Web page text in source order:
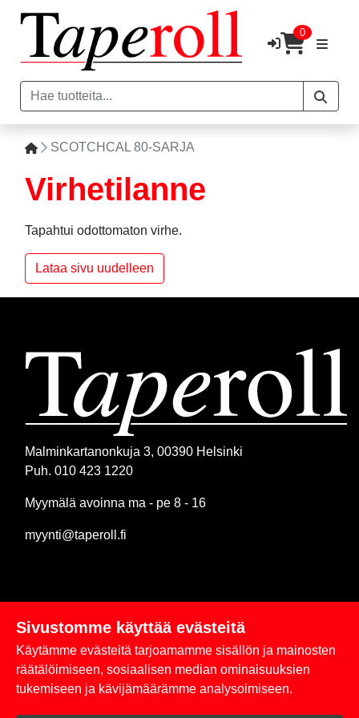
0
SCOTCHCAL 80-SARJA
Virhetilanne
Tapahtui odottomaton virhe.
Lataa sivu uudelleen
Malminkartanonkuja 3, 00390 Helsinki
Puh. 010 423 1220
Myymälä avoinna ma - pe 8 - 16
myynti@taperoll.fi
Linkit
Rekisteriseloste
Sivustomme käyttää evästeitä
Käytämme evästeitä tarjoamamme sisällön ja mainosten
räätälöimiseen, sosiaalisen median ominaisuuksien
tukemiseen ja kävijämäärämme analysoimiseen.